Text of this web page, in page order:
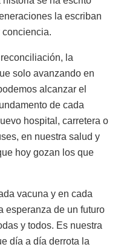
la escriban
conciencia.
la
solo avanzando en
alcanzar el
de cada
hospital, carretera o
en nuestra salud y
hoy gozan los que
vacuna y en cada
esperanza de un futuro
y todos. Es nuestra
día a día derrota la